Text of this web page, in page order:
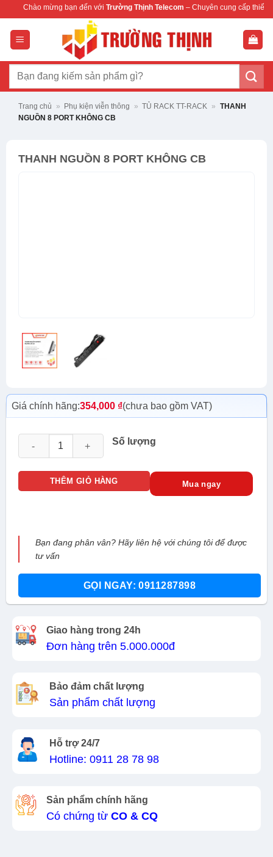
dung
bạn đến vớiTrường Thịnh Telecom– Chuyên cung cấp thiết bị mạng &
Tìm
Trang chủ » Phụ kiện viễn thông » TỦ RACK TT-RACK » THANH
NGUỒN 8 PORT KHÔNG CB
THANH NGUỒN 8 PORT KHÔNG CB
Giá chính hãng:354,000 ₫(chưa bao gồm VAT)
Số lượng
THANH NGUỒN 8 PORT KHÔNG CB số lượng
THÊM GIỎ HÀNG Mua ngay
Bạn đang phân vân? Hãy liên hệ với chúng tôi để được
tư vấn
GỌI NGAY: 0911287898
Giao hàng trong 24h
Đơn hàng trên 5.000.000đ
Bảo đảm chất lượng
Sản phẩm chất lượng
Hỗ trợ 24/7
Hotline: 0911 28 78 98
Sản phẩm chính hãng
Có chứng từ CO & CQ